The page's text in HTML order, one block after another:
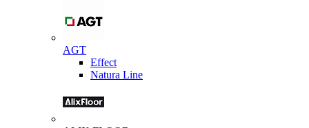
AGT
Effect
Natura Line